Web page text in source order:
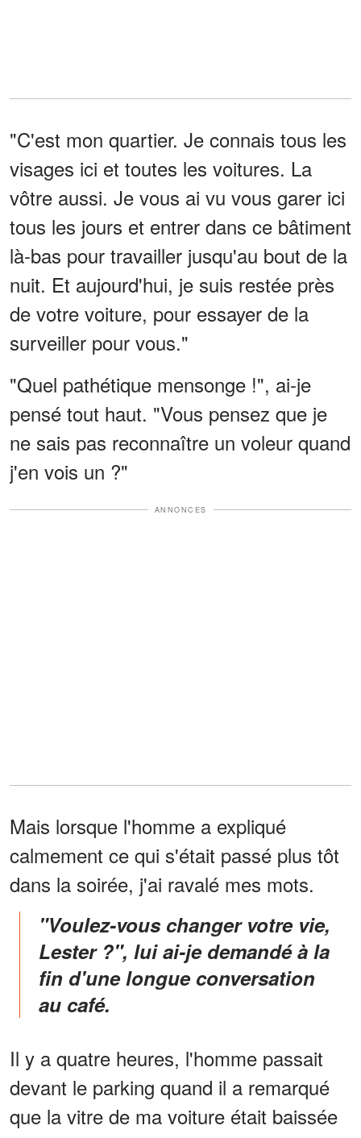
"C'est mon quartier. Je connais tous les
visages ici et toutes les voitures. La
vôtre aussi. Je vous ai vu vous garer ici
tous les jours et entrer dans ce bâtiment
là-bas pour travailler jusqu'au bout de la
nuit. Et aujourd'hui, je suis restée près
de votre voiture, pour essayer de la
surveiller pour vous."
"Quel pathétique mensonge !", ai-je
pensé tout haut. "Vous pensez que je
ne sais pas reconnaître un voleur quand
j'en vois un ?"
ANNONCES
Mais lorsque l'homme a expliqué
calmement ce qui s'était passé plus tôt
dans la soirée, j'ai ravalé mes mots.
"Voulez-vous changer votre vie,
Lester ?", lui ai-je demandé à la
fin d'une longue conversation
au café.
Il y a quatre heures, l'homme passait
devant le parking quand il a remarqué
que la vitre de ma voiture était baissée